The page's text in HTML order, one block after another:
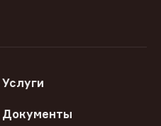
Услуги
Документы